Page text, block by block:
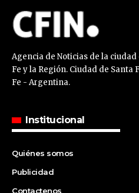
Agencia de Noticias de la ciudad
Fe y la Región. Ciudad de Santa
Fe - Argentina.
Institucional
Quiénes somos
Publicidad
Contactenos